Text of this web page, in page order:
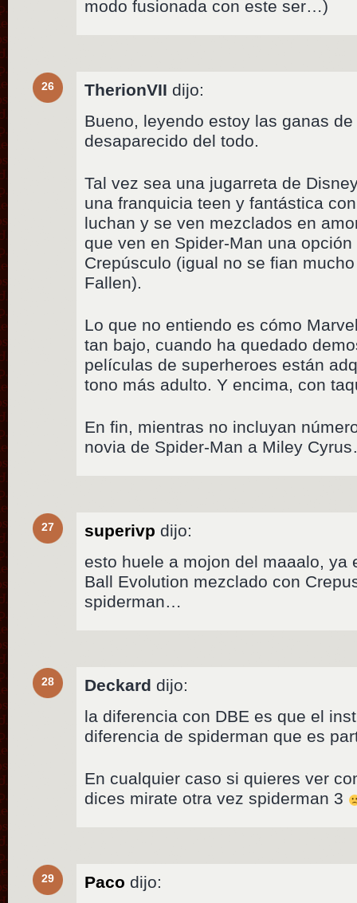
modo fusionada con este ser…)
26 TherionVII dijo:
Bueno, leyendo estoy las ganas
desaparecido del todo.
Tal vez sea una jugarreta de
una franquicia teen y fantástica
luchan y se ven mezclados en
que ven en Spider-Man una
Crepúsculo (igual no se fian
Fallen).
Lo que no entiendo es cómo
tan bajo, cuando ha quedado
películas de superheroes están
tono más adulto. Y encima, con
En fin, mientras no incluyan
novia de Spider-Man a Miley
27 superivp dijo:
esto huele a mojon del maaalo, ya
Ball Evolution mezclado con
spiderman…
28 Deckard dijo:
la diferencia con DBE es que el
diferencia de spiderman que es
En cualquier caso si quieres ver
dices mirate otra vez spiderman 3
29 Paco dijo: